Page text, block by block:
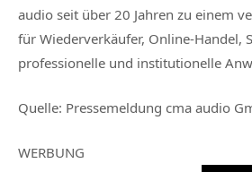
audio seit über 20 Jahren zu einem
für Wiederverkäufer, Online-Handel,
professionelle und institutionelle
Quelle: Pressemeldung cma audio
WERBUNG